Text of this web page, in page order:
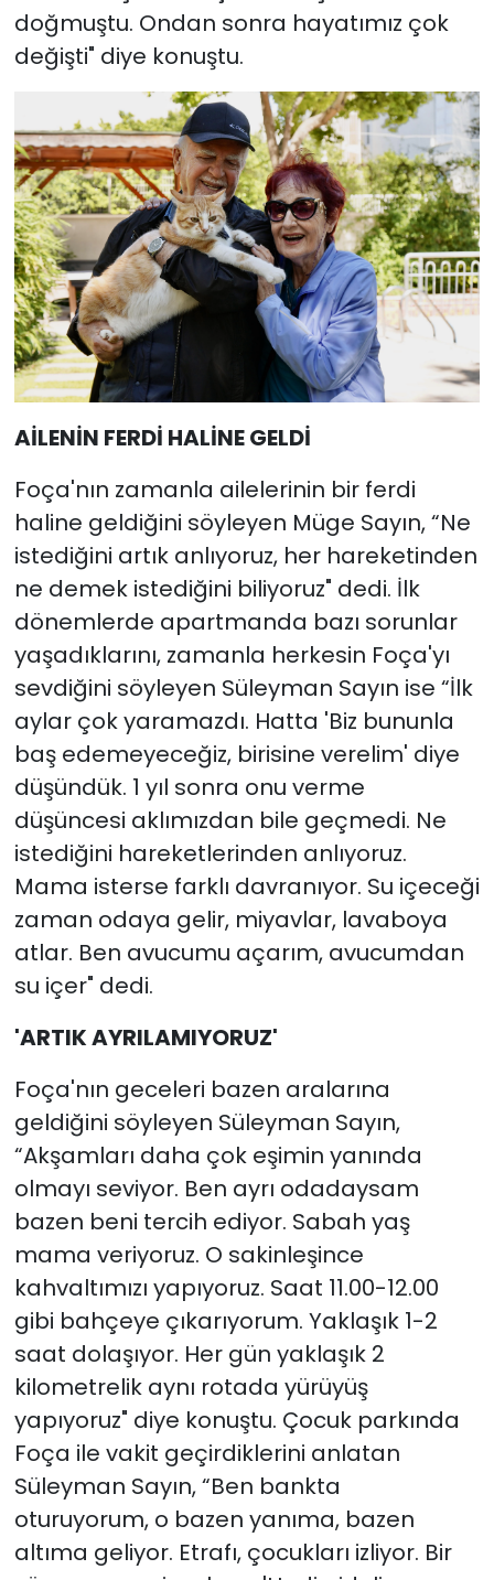
doğmuştu. Ondan sonra hayatımız çok
değişti" diye konuştu.
AİLENİN FERDİ HALİNE GELDİ
Foça'nın zamanla ailelerinin bir ferdi
haline geldiğini söyleyen Müge Sayın, “Ne
istediğini artık anlıyoruz, her hareketinden
ne demek istediğini biliyoruz" dedi. İlk
dönemlerde apartmanda bazı sorunlar
yaşadıklarını, zamanla herkesin Foça'yı
sevdiğini söyleyen Süleyman Sayın ise “İlk
aylar çok yaramazdı. Hatta 'Biz bununla
baş edemeyeceğiz, birisine verelim' diye
düşündük. 1 yıl sonra onu verme
düşüncesi aklımızdan bile geçmedi. Ne
istediğini hareketlerinden anlıyoruz.
Mama isterse farklı davranıyor. Su içeceği
zaman odaya gelir, miyavlar, lavaboya
atlar. Ben avucumu açarım, avucumdan
su içer" dedi.
'ARTIK AYRILAMIYORUZ'
Foça'nın geceleri bazen aralarına
geldiğini söyleyen Süleyman Sayın,
“Akşamları daha çok eşimin yanında
olmayı seviyor. Ben ayrı odadaysam
bazen beni tercih ediyor. Sabah yaş
mama veriyoruz. O sakinleşince
kahvaltımızı yapıyoruz. Saat 11.00-12.00
gibi bahçeye çıkarıyorum. Yaklaşık 1-2
saat dolaşıyor. Her gün yaklaşık 2
kilometrelik aynı rotada yürüyüş
yapıyoruz" diye konuştu. Çocuk parkında
Foça ile vakit geçirdiklerini anlatan
Süleyman Sayın, “Ben bankta
oturuyorum, o bazen yanıma, bazen
altıma geliyor. Etrafı, çocukları izliyor. Bir